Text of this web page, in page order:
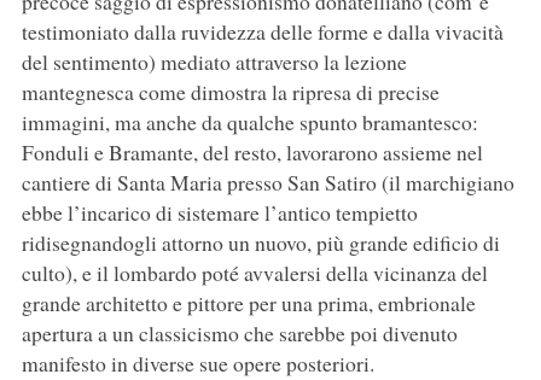
testimoniato dalla ruvidezza delle forme e dalla vivacità
del sentimento) mediato attraverso la lezione
mantegnesca come dimostra la ripresa di precise
immagini, ma anche da qualche spunto bramantesco:
Fonduli e Bramante, del resto, lavorarono assieme nel
cantiere di Santa Maria presso San Satiro (il marchigiano
ebbe l’incarico di sistemare l’antico tempietto
ridisegnandogli attorno un nuovo, più grande edificio di
culto), e il lombardo poté avvalersi della vicinanza del
grande architetto e pittore per una prima, embrionale
apertura a un classicismo che sarebbe poi divenuto
manifesto in diverse sue opere posteriori.